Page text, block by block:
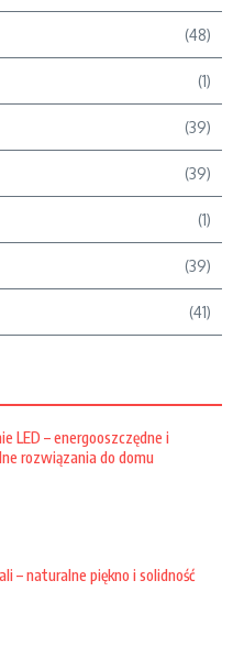
(48)
(1)
(39)
(39)
(1)
(39)
(41)
LED – energooszczędne i
rozwiązania do domu
– naturalne piękno i solidność